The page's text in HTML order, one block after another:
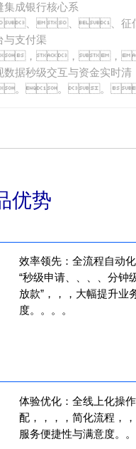
集成银行核心系
、、、征
与支付渠
，，，
数据秒级交互与资金实时清
。。。
优势
效率领先：全流程自动化处
“秒级申请、、、、分
放款”，，，大幅提升
度。。。。
体验优化：全线上化操
配，，，，简化流程
服务便捷性与满意度。。。